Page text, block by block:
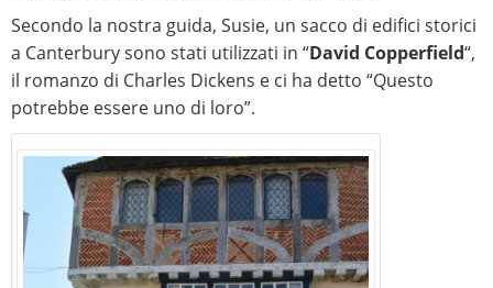
Secondo la nostra guida, Susie, un sacco di edifici storici
a Canterbury sono stati utilizzati in “David Copperfield“,
il romanzo di Charles Dickens e ci ha detto “Questo
potrebbe essere uno di loro”.